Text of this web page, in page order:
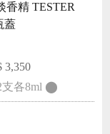
香精 TESTER
蓋
3,350
支各8ml ⬤